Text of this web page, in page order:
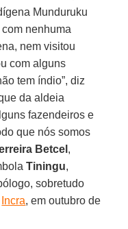
Munduruku
nenhuma
nem visitou
com alguns
tem índio”, diz
da aldeia
fazendeiros e
que nós somos
Betcel ,
Tiningu,
sobretudo
Incra, em outubro de